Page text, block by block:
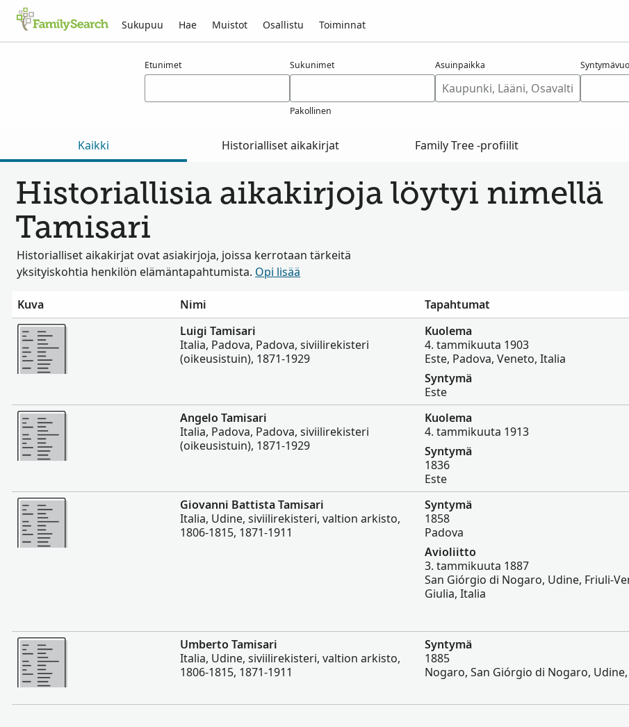
Sukupuu Hae Muistot Osallistu Toiminnat
Etunimet Sukunimet
Pakollinen
Asuinpaikka
Kaikki Historialliset aikakirjat Family Tree -profiilit
Historiallisia aikakirjoja löytyi nimellä
Tamisari
Historialliset aikakirjat ovat asiakirjoja, joissa kerrotaan tärkeitä
yksityiskohtia henkilön elämäntapahtumista. Opi lisää
Kuva Nimi Tapahtumat
Enemmän
Luigi Tamisari
Italia, Padova, Padova, siviilirekisteri
(oikeusistuin), 1871-1929
Kuolema
4. tammikuuta 1903
Este, Padova, Veneto, Italia
Syntymä
Este
Enemmän
Angelo Tamisari
Italia, Padova, Padova, siviilirekisteri
(oikeusistuin), 1871-1929
Kuolema
4. tammikuuta 1913
Syntymä
1836
Este
Enemmän
Giovanni Battista Tamisari
Italia, Udine, siviilirekisteri, valtion arkisto,
1806-1815, 1871-1911
Syntymä
1858
Padova
Avioliitto
3. tammikuuta 1887
San Giórgio di Nogaro, Udine, Friuli-
Giulia, Italia
Enemmän
Umberto Tamisari
Italia, Udine, siviilirekisteri, valtion arkisto,
1806-1815, 1871-1911
Syntymä
1885
Nogaro, San Giórgio di Nogaro,